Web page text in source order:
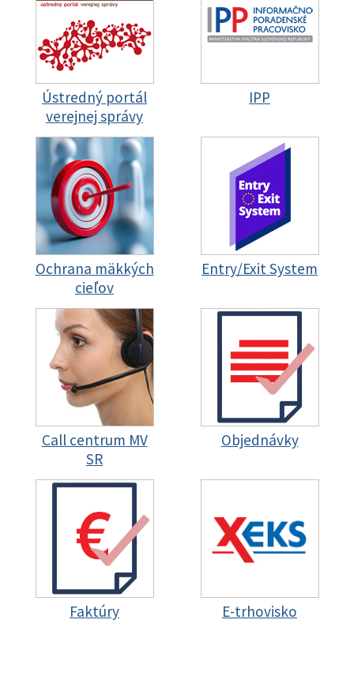
Ústredný portál
verejnej správy
IPP
Ochrana mäkkých
cieľov
Entry/Exit System
Call centrum MV
SR
Objednávky
Faktúry E-trhovisko